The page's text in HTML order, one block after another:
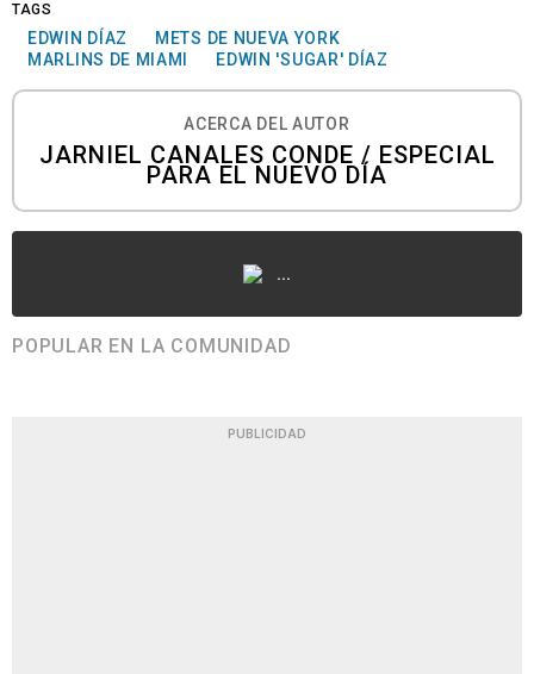
TAGS
EDWIN DÍAZ
METS DE NUEVA YORK
MARLINS DE MIAMI
EDWIN 'SUGAR' DÍAZ
ACERCA DEL AUTOR
JARNIEL CANALES CONDE / ESPECIAL
PARA EL NUEVO DÍA
...
POPULAR EN LA COMUNIDAD
PUBLICIDAD